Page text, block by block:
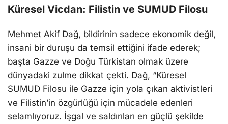
Küresel Vicdan: Filistin ve SUMUD Filosu
Mehmet Akif Dağ, bildirinin sadece ekonomik değil,
insani bir duruşu da temsil ettiğini ifade ederek;
başta Gazze ve Doğu Türkistan olmak üzere
dünyadaki zulme dikkat çekti. Dağ, “Küresel
SUMUD Filosu ile Gazze için yola çıkan aktivistleri
ve Filistin’in özgürlüğü için mücadele edenleri
selamlıyoruz. İşgal ve saldırıları en güçlü şekilde